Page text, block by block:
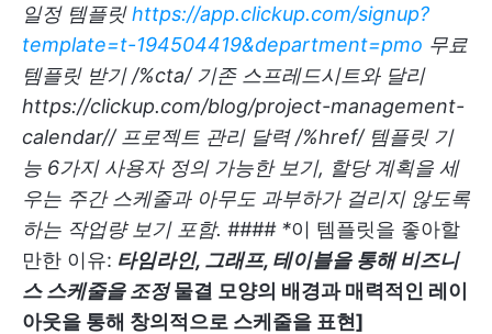
일정 템플릿https://app.clickup.com/signup?
template=t-194504419&department=pmo 무료
템플릿 받기 /%cta/ 기존 스프레드시트와 달리
https://clickup.com/blog/project-management-
calendar// 프로젝트 관리 달력 /%href/템플릿 기
능 6가지 사용자 정의 가능한 보기, 할당 계획을 세
우는 주간 스케줄과 아무도 과부하가 걸리지 않도록
하는 작업량 보기 포함. #### *이 템플릿을 좋아할
만한 이유: 타임라인, 그래프, 테이블을 통해 비즈니
스 스케줄을 조정물결 모양의 배경과 매력적인 레이
아웃을 통해 창의적으로 스케줄을 표현]